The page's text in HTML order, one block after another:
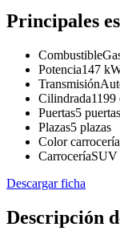
Principales
Combustible
Potencia147
Transmisión
Cilindrada1199
Puertas5 puertas
Plazas5 plazas
Color
CarroceríaSUV
Descargar ficha
Descripción